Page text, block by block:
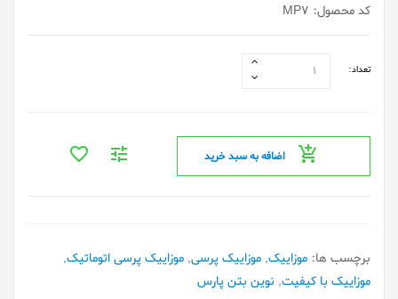
کد محصول: MP7
تعداد:
اضافه به سبد خرید
برچسب ها: موزاییک, موزاییک پرسی, موزاییک پرسی اتوماتیک,
موزاییک با کیفیت, نوین بتن پارس